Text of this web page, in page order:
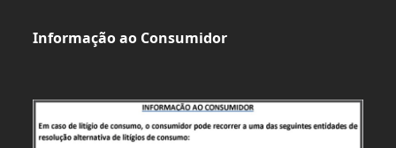
Informação ao Consumidor